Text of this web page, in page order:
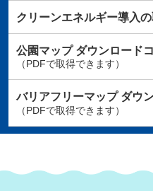
クリーンエネルギー導入の
公園マップダウンロード
（PDFで取得できます）
バリアフリーマップダウ
（PDFで取得できます）